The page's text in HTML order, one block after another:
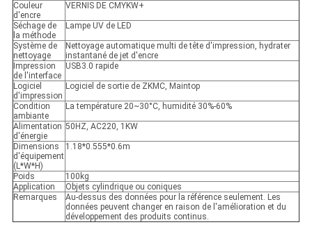
Couleur
d'encre
VERNIS DE CMYKW+
Séchage de
la méthode
Lampe UV de LED
Système de
nettoyage
Nettoyage automatique multi de tête d'impression, hydrater
instantané de jet d'encre
Impression
de l'interface
USB3.0 rapide
Logiciel
d'impression
Logiciel de sortie de ZKMC, Maintop
Condition
ambiante
La température 20~30°C, humidité 30%-60%
Alimentation
d'énergie
50HZ, AC220, 1KW
Dimensions
d'équipement
(L*W*H)
1.18*0.555*0.6m
Poids
100kg
Application
Objets cylindrique ou coniques
Remarques
Au-dessus des données pour la référence seulement. Les
données peuvent changer en raison de l'amélioration et du
développement des produits continus.